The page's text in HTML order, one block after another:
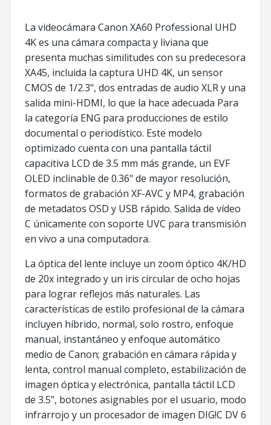
La videocámara Canon XA60 Professional UHD
4K es una cámara compacta y liviana que
presenta muchas similitudes con su predecesora
XA45, incluida la captura UHD 4K, un sensor
CMOS de 1/2.3", dos entradas de audio XLR y una
salida mini-HDMI, lo que la hace adecuada Para
la categoría ENG para producciones de estilo
documental o periodístico. Este modelo
optimizado cuenta con una pantalla táctil
capacitiva LCD de 3.5 mm más grande, un EVF
OLED inclinable de 0.36" de mayor resolución,
formatos de grabación XF-AVC y MP4, grabación
de metadatos OSD y USB rápido. Salida de vídeo
C únicamente con soporte UVC para transmisión
en vivo a una computadora.
La óptica del lente incluye un zoom óptico 4K/HD
de 20x integrado y un iris circular de ocho hojas
para lograr reflejos más naturales. Las
características de estilo profesional de la cámara
incluyen híbrido, normal, solo rostro, enfoque
manual, instantáneo y enfoque automático
medio de Canon; grabación en cámara rápida y
lenta, control manual completo, estabilización de
imagen óptica y electrónica, pantalla táctil LCD
de 3.5", botones asignables por el usuario, modo
infrarrojo y un procesador de imagen DIG!C DV 6